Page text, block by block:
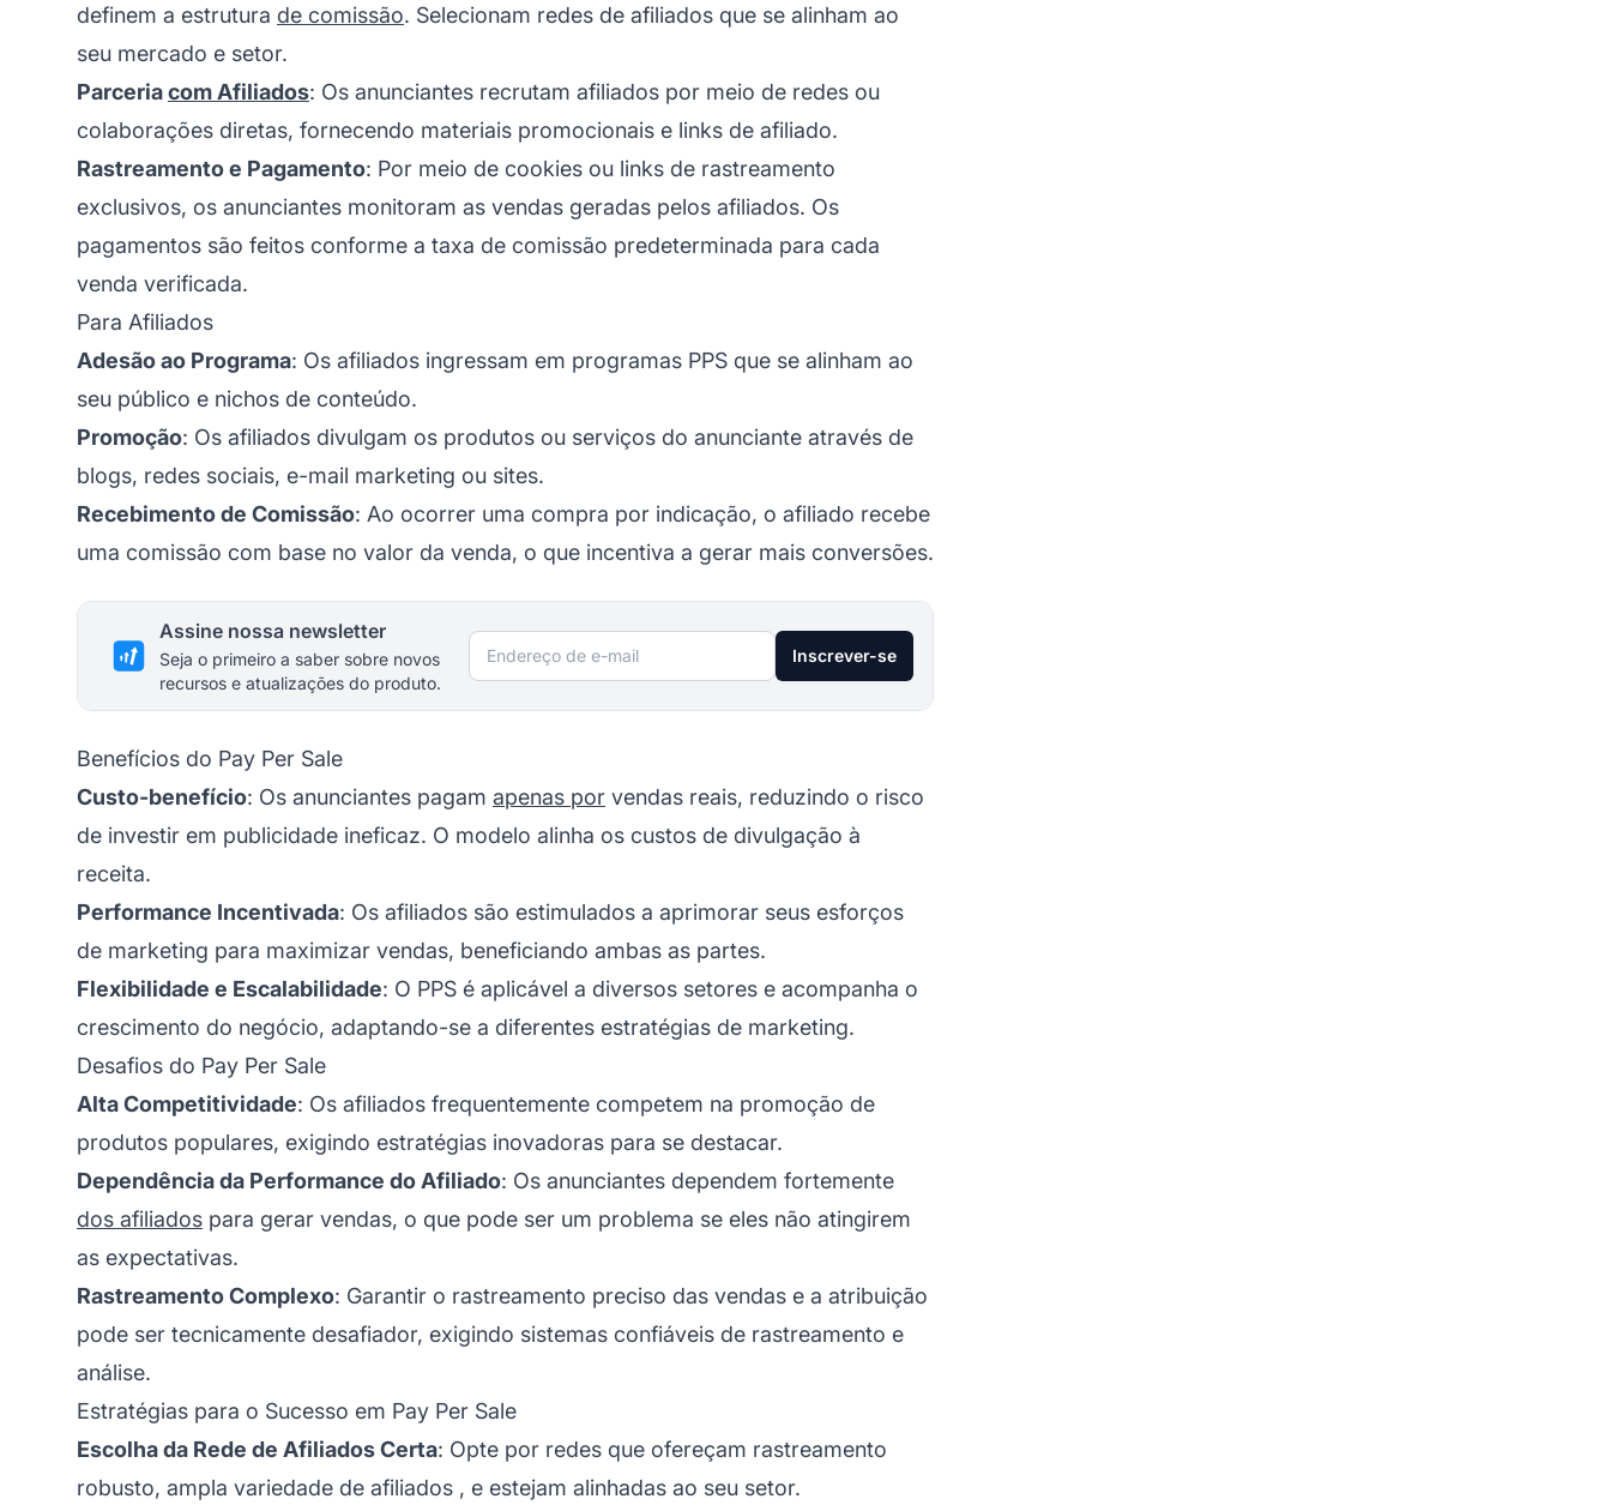
definem a estrutura de comissão. Selecionam redes de afiliados que se alinham ao
seu mercado e setor.
Parceriacom Afiliados: Os anunciantes recrutam afiliados por meio de redes ou
colaborações diretas, fornecendo materiais promocionais e links de afiliado.
Rastreamento e Pagamento: Por meio de cookies ou links de rastreamento
exclusivos, os anunciantes monitoram as vendas geradas pelos afiliados. Os
pagamentos são feitos conforme a taxa de comissão predeterminada para cada
venda verificada.
Para Afiliados
Adesão ao Programa: Os afiliados ingressam em programas PPS que se alinham ao
seu público e nichos de conteúdo.
Promoção: Os afiliados divulgam os produtos ou serviços do anunciante através de
blogs, redes sociais, e-mail marketing ou sites.
Recebimento de Comissão: Ao ocorrer uma compra por indicação, o afiliado recebe
uma comissão com base no valor da venda, o que incentiva a gerar mais conversões.
Assine nossa newsletter
Seja o primeiro a saber sobre novos
recursos e atualizações do produto.
Endereço de e-mail Inscrever-se
Benefícios do Pay Per Sale
Custo-benefício: Os anunciantes pagam apenas por vendas reais, reduzindo o risco
de investir em publicidade ineficaz. O modelo alinha os custos de divulgação à
receita.
Performance Incentivada: Os afiliados são estimulados a aprimorar seus esforços
de marketing para maximizar vendas, beneficiando ambas as partes.
Flexibilidade e Escalabilidade: O PPS é aplicável a diversos setores e acompanha o
crescimento do negócio, adaptando-se a diferentes estratégias de marketing.
Desafios do Pay Per Sale
Alta Competitividade: Os afiliados frequentemente competem na promoção de
produtos populares, exigindo estratégias inovadoras para se destacar.
Dependência da Performance do Afiliado: Os anunciantes dependem fortemente
dos afiliados para gerar vendas, o que pode ser um problema se eles não atingirem
as expectativas.
Rastreamento Complexo: Garantir o rastreamento preciso das vendas e a atribuição
pode ser tecnicamente desafiador, exigindo sistemas confiáveis de rastreamento e
análise.
Estratégias para o Sucesso em Pay Per Sale
Escolha da Rede de Afiliados Certa: Opte por redes que ofereçam rastreamento
robusto, ampla variedade de afiliados , e estejam alinhadas ao seu setor.